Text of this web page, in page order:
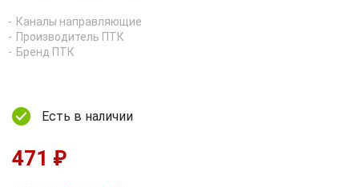
Каналы направляющие
Производитель ПТК
Бренд ПТК
Есть в наличии
471 ₽